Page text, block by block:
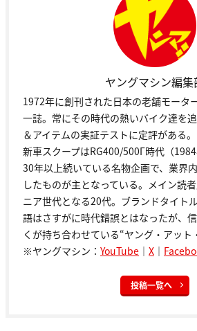
ヤングマシン編集
1972年に創刊された日本の老舗モータ
一誌。常にその時代の熱いバイク達を
＆アイテムの実証テストに定評がある
新車スクープはRG400/500Γ時代（
30年以上続いている名物企画で、業界
したものが主となっている。メイン読
ニア世代となる20代。ブランドタイト
語はさすがに時代錯誤とはなったが、
くが持ち合わせている“ヤング・アット
※ヤングマシン： YouTube ｜ X ｜
投稿一覧へ